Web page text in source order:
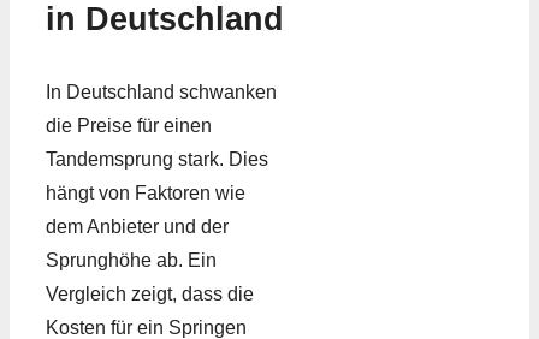
in Deutschland
In Deutschland schwanken
die Preise für einen
Tandemsprung stark. Dies
hängt von Faktoren wie
dem Anbieter und der
Sprunghöhe ab. Ein
Vergleich zeigt, dass die
Kosten für ein Springen